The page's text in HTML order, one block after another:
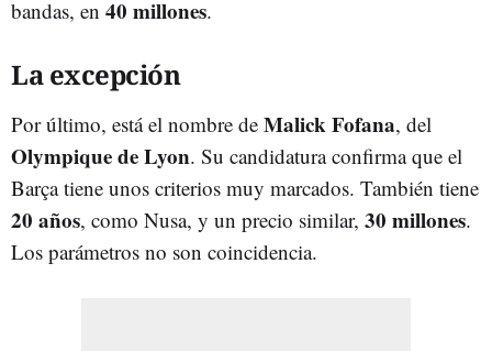
bandas, en 40 millones.
La excepción
Por último, está el nombre de Malick Fofana, del
Olympique de Lyon. Su candidatura confirma que el
Barça tiene unos criterios muy marcados. También tiene
20 años, como Nusa, y un precio similar, 30 millones.
Los parámetros no son coincidencia.